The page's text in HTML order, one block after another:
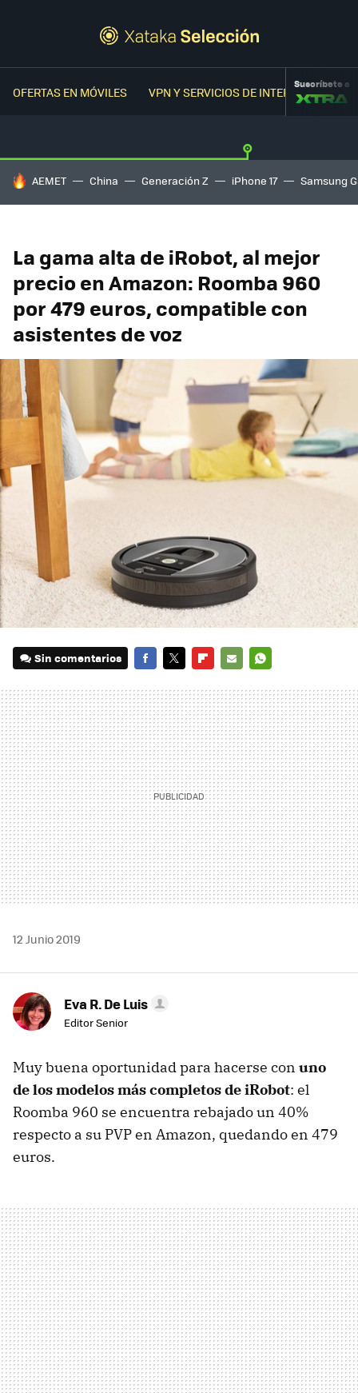
OFERTAS EN MÓVILES VPN Y SERVICIOS DE INTERNETSuscríbete a
HOY SE HABLA DE
AEMET China Generación Z iPhone 17 Samsung
La gama alta de iRobot, al mejor
precio en Amazon: Roomba 960
por 479 euros, compatible con
asistentes de voz
Sin comentarios
MAIL
12 Junio 2019
Eva R. De Luis
Editor Senior
Muy buena oportunidad para hacerse con uno
de los modelos más completos de iRobot: el
Roomba 960 se encuentra rebajado un 40%
respecto a su PVP en Amazon, quedando en 479
euros.